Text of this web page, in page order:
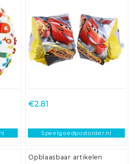
€2.81
Speelgoedpostorder.nl
Opblaasbaar artikelen